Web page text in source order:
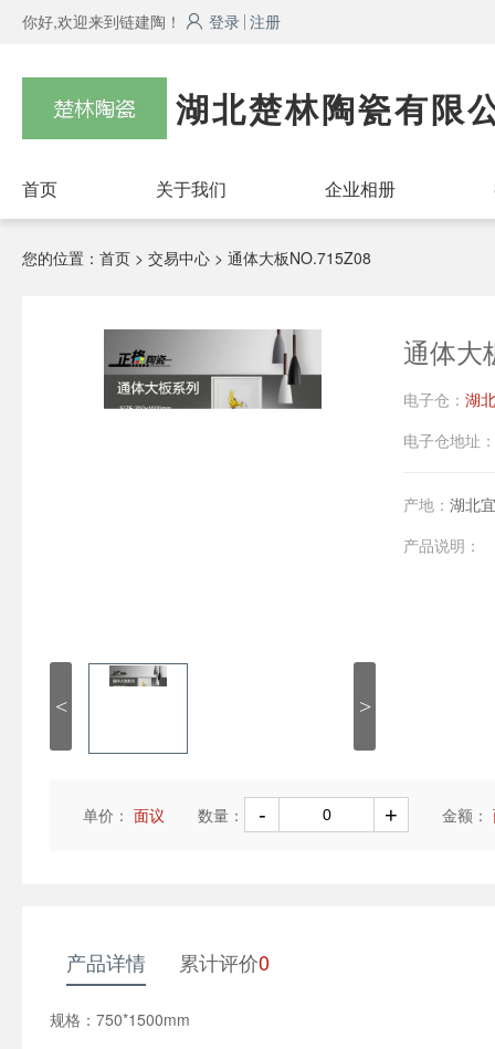
你好,欢迎来到链建陶！ 登录 注册
湖北楚林陶瓷有限
首页 关于我们 企业相册
您的位置： 首页 > 交易中心 > 通体大板NO.715Z08
< >
通体大
电子仓： 湖
电子仓地址：
产地： 湖北
产品说明：
单价： 面议 数量： 金额：
产品详情 累计评价0
规格：750*1500mm